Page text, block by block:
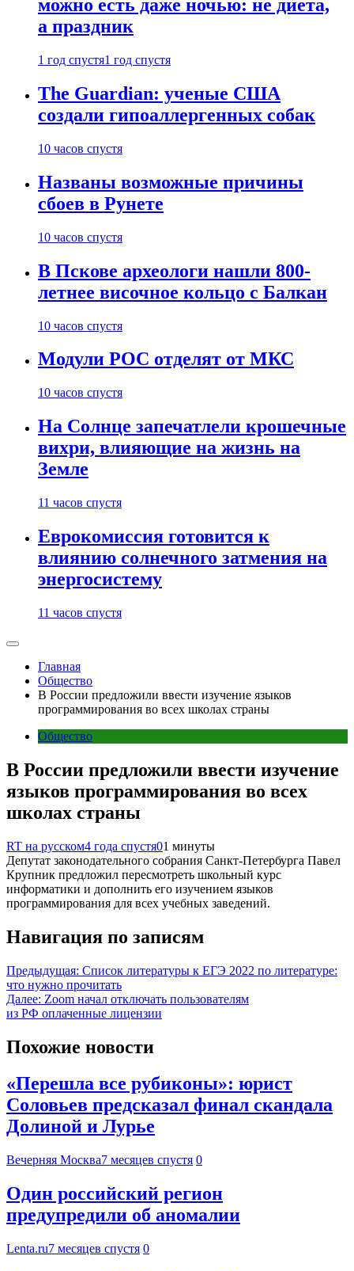
можно есть даже ночью: не диета,
а праздник
1 год спустя1 год спустя
The Guardian: ученые США
создали гипоаллергенных собак
10 часов спустя
Названы возможные причины
сбоев в Рунете
10 часов спустя
В Пскове археологи нашли 800-
летнее височное кольцо с Балкан
10 часов спустя
Модули РОС отделят от МКС
10 часов спустя
На Солнце запечатлели крошечные
вихри, влияющие на жизнь на
Земле
11 часов спустя
Еврокомиссия готовится к
влиянию солнечного затмения на
энергосистему
11 часов спустя
Главная
Общество
В России предложили ввести изучение языков
программирования во всех школах страны
Общество
В России предложили ввести изучение
языков программирования во всех
школах страны
RT на русском4 года спустя01 минуты
Депутат законодательного собрания Санкт-Петербурга Павел
Крупник предложил пересмотреть школьный курс
информатики и дополнить его изучением языков
программирования для всех учебных заведений.
Навигация по записям
Предыдущая: Список литературы к ЕГЭ 2022 по литературе:
что нужно прочитать
Далее: Zoom начал отключать пользователям
из РФ оплаченные лицензии
Похожие новости
«Перешла все рубиконы»: юрист
Соловьев предсказал финал скандала
Долиной и Лурье
Вечерняя Москва7 месяцев спустя 0
Один российский регион
предупредили об аномалии
Lenta.ru7 месяцев спустя 0